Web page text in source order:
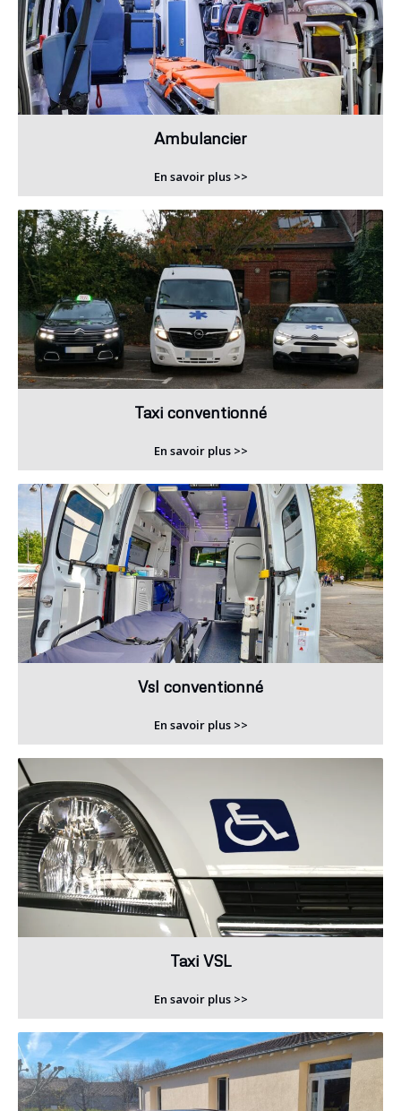
Ambulancier
En savoir plus >>
Taxi conventionné
En savoir plus >>
Vsl conventionné
En savoir plus >>
Taxi VSL
En savoir plus >>